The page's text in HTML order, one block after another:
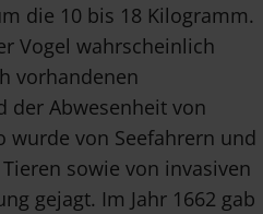
die 10 bis 18 Kilogramm.
Vogel wahrscheinlich
vorhandenen
der Abwesenheit von
wurde von Seefahrern und
sowie von invasiven
gejagt. Im Jahr 1662 gab